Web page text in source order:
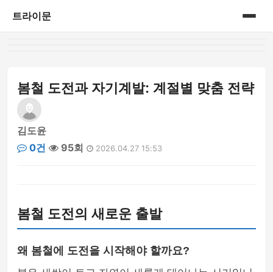
트라이문
봄철 도전과 자기계발: 계절별 맞춤 전략
김도윤
0건
95회 2026.04.27 15:53
봄철 도전의 새로운 출발
왜 봄철에 도전을 시작해야 할까요?